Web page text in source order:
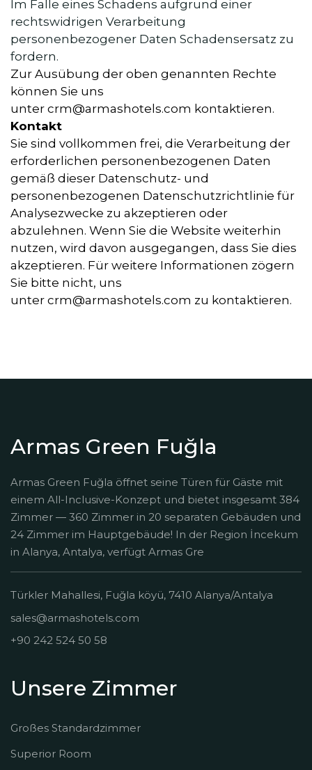
Im Falle eines Schadens aufgrund einer
rechtswidrigen Verarbeitung
personenbezogener Daten Schadensersatz zu
fordern.
Zur Ausübung der oben genannten Rechte
können Sie uns
unter crm@armashotels.com kontaktieren.
Kontakt
Sie sind vollkommen frei, die Verarbeitung der
erforderlichen personenbezogenen Daten
gemäß dieser Datenschutz- und
personenbezogenen Datenschutzrichtlinie für
Analysezwecke zu akzeptieren oder
abzulehnen. Wenn Sie die Website weiterhin
nutzen, wird davon ausgegangen, dass Sie dies
akzeptieren. Für weitere Informationen zögern
Sie bitte nicht, uns
unter crm@armashotels.com zu kontaktieren.
Armas Green Fuğla
Armas Green Fuğla öffnet seine Türen für Gäste mit
einem All-Inclusive-Konzept und bietet insgesamt 384
Zimmer — 360 Zimmer in 20 separaten Gebäuden und
24 Zimmer im Hauptgebäude! In der Region İncekum
in Alanya, Antalya, verfügt Armas Gre
Türkler Mahallesi, Fuğla köyü, 7410 Alanya/Antalya
sales@armashotels.com
+90 242 524 50 58
Unsere Zimmer
Großes Standardzimmer
Superior Room